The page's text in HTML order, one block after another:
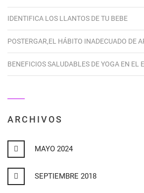
IDENTIFICA LOS LLANTOS DE TU BEBE
POSTERGAR,EL HÁBITO INADECUADO DE
BENEFICIOS SALUDABLES DE YOGA EN EL
ARCHIVOS
MAYO 2024
SEPTIEMBRE 2018